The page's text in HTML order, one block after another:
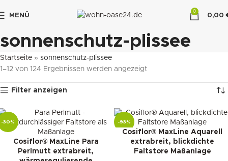
MENÜ
0
0,00
sonnenschutz-plissee
Startseite » sonnenschutz-plissee
1–12 von 124 Ergebnissen werden angezeigt
Filter anzeigen
-30%
Cosiflor® MaxLine Para
Perlmutt extrabreit,
-93%
Cosiflor® MaxLine Aquarell
extrabreit, blickdichte
Faltstore Maßanlage